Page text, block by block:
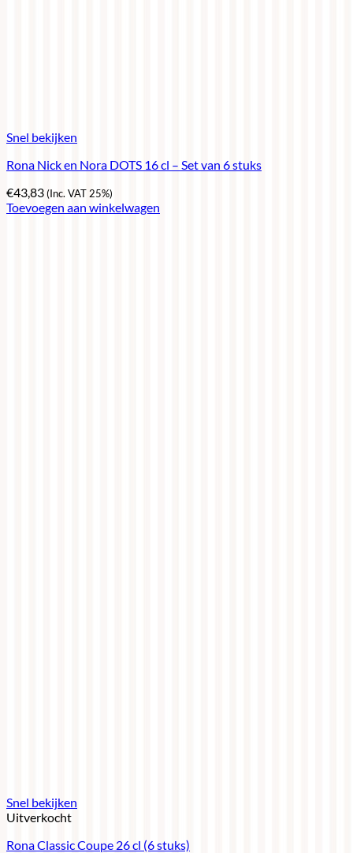
Snel bekijken
Rona Nick en Nora DOTS 16 cl – Set van 6 stuks
€43,83(Inc. VAT 25%)
Toevoegen aan winkelwagen
Snel bekijken
Uitverkocht
Rona Classic Coupe 26 cl (6 stuks)